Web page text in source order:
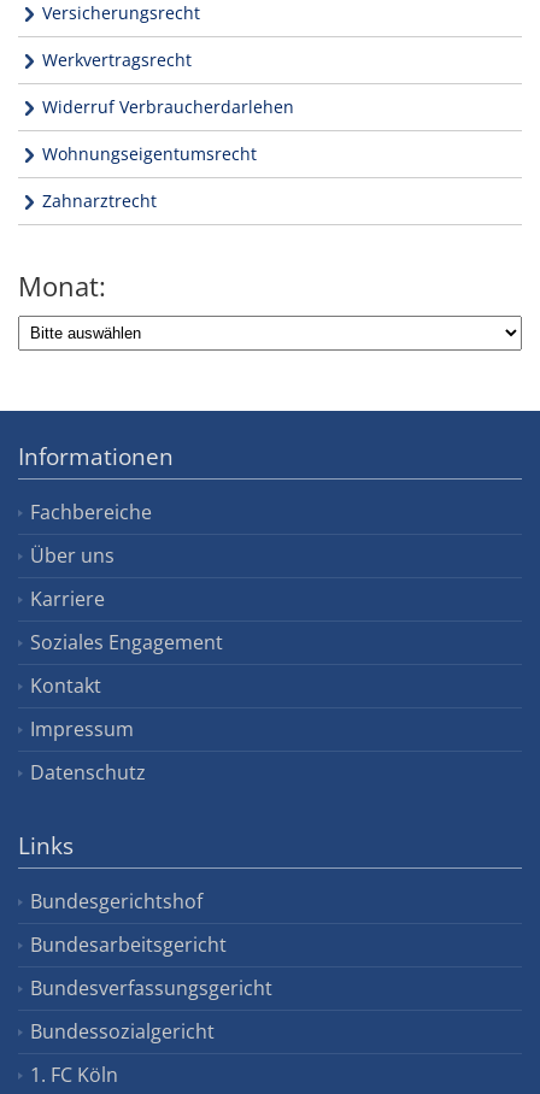
Versicherungsrecht
Werkvertragsrecht
Widerruf Verbraucherdarlehen
Wohnungseigentumsrecht
Zahnarztrecht
Monat:
Informationen
Fachbereiche
Über uns
Karriere
Soziales Engagement
Kontakt
Impressum
Datenschutz
Links
Bundesgerichtshof
Bundesarbeitsgericht
Bundesverfassungsgericht
Bundessozialgericht
1. FC Köln